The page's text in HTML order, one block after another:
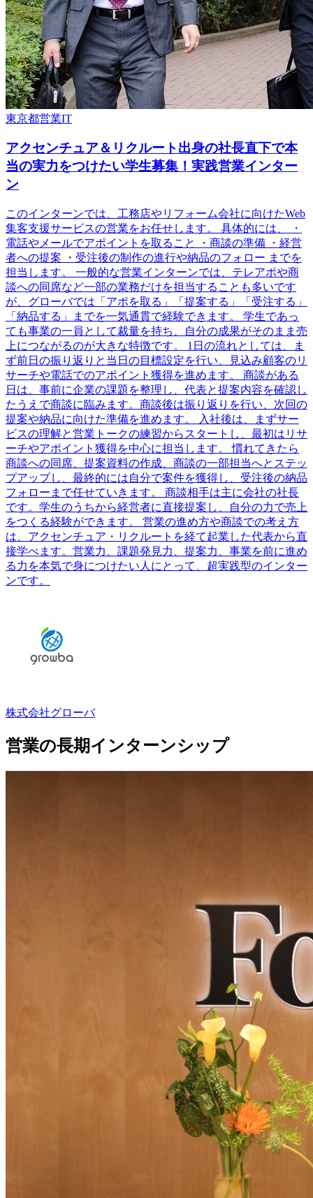
東京都営業IT
アクセンチュア＆リクルート出身の社長直下で本
当の実力をつけたい学生募集！実践営業インター
ン
このインターンでは、工務店やリフォーム会社に向けたWeb
集客支援サービスの営業をお任せします。 具体的には、 ・
電話やメールでアポイントを取ること ・商談の準備 ・経営
者への提案 ・受注後の制作の進行や納品のフォロー までを
担当します。 一般的な営業インターンでは、テレアポや商
談への同席など一部の業務だけを担当することも多いです
が、グローバでは「アポを取る」「提案する」「受注する」
「納品する」までを一気通貫で経験できます。 学生であっ
ても事業の一員として裁量を持ち、自分の成果がそのまま売
上につながるのが大きな特徴です。 1日の流れとしては、ま
ず前日の振り返りと当日の目標設定を行い、見込み顧客のリ
サーチや電話でのアポイント獲得を進めます。 商談がある
日は、事前に企業の課題を整理し、代表と提案内容を確認し
たうえで商談に臨みます。商談後は振り返りを行い、次回の
提案や納品に向けた準備を進めます。 入社後は、まずサー
ビスの理解と営業トークの練習からスタートし、最初はリサ
ーチやアポイント獲得を中心に担当します。 慣れてきたら
商談への同席、提案資料の作成、商談の一部担当へとステッ
プアップし、最終的には自分で案件を獲得し、受注後の納品
フォローまで任せていきます。 商談相手は主に会社の社長
です。学生のうちから経営者に直接提案し、自分の力で売上
をつくる経験ができます。 営業の進め方や商談での考え方
は、アクセンチュア・リクルートを経て起業した代表から直
接学べます。営業力、課題発見力、提案力、事業を前に進め
る力を本気で身につけたい人にとって、超実践型のインター
ンです。
株式会社グローバ
営業の長期インターンシップ